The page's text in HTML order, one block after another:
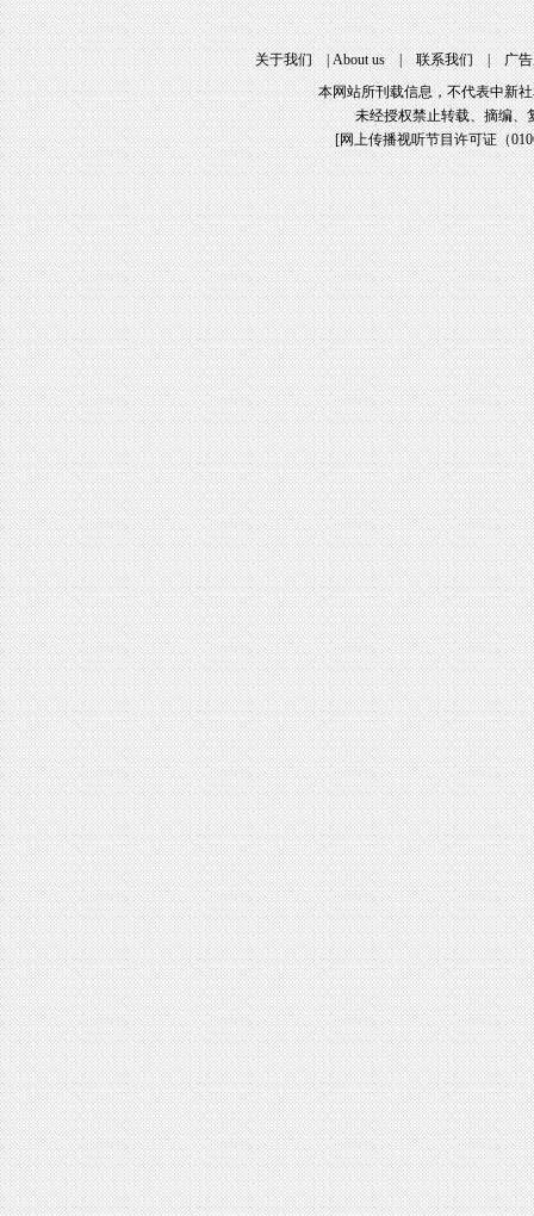
关于我们 | About u | 联系我们 | 广
本网站所刊载信息，不代表中新
未经授权禁止转载、摘编、
[网上传播视听节目许可证（